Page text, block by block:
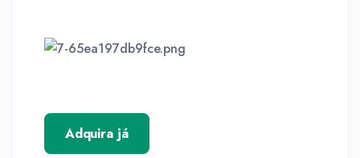
Adquira já